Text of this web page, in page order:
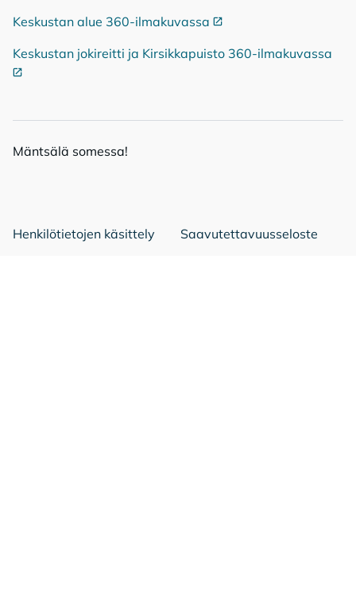
Keskustan alue 360-ilmakuvassa Ulkoinen linkki
Keskustan jokireitti ja Kirsikkapuisto 360-ilmakuvassa
Mänt­sä­lä so­mes­sa!
Henkilötietojen käsittely Saavutettavuusseloste